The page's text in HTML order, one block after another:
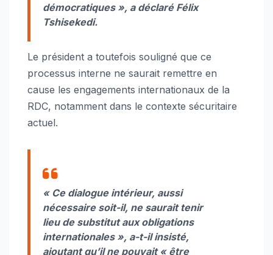
démocratiques », a déclaré Félix
Tshisekedi.
Le président a toutefois souligné que ce
processus interne ne saurait remettre en
cause les engagements internationaux de la
RDC, notamment dans le contexte sécuritaire
actuel.
« Ce dialogue intérieur, aussi
nécessaire soit-il, ne saurait tenir
lieu de substitut aux obligations
internationales », a-t-il insisté,
ajoutant qu’il ne pouvait « être